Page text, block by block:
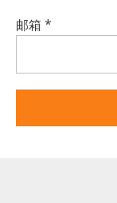
邮箱 *